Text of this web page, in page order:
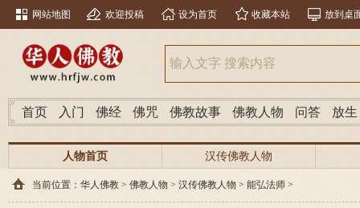
网站地图 欢迎投稿 设为首页 收藏本站 放到桌
首页 入门 佛经 佛咒 佛教故事 佛教人物 问答 放生
人物首页 汉传佛教人物
当前位置： 华人佛教 > 佛教人物 > 汉传佛教人物 > 能弘法师 >